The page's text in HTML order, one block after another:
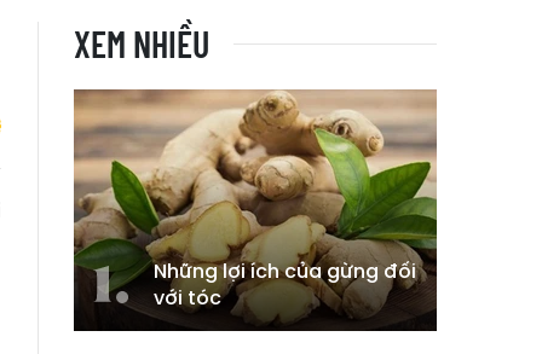
XEM NHIỀU
Những lợi ích của gừng đối
với tóc